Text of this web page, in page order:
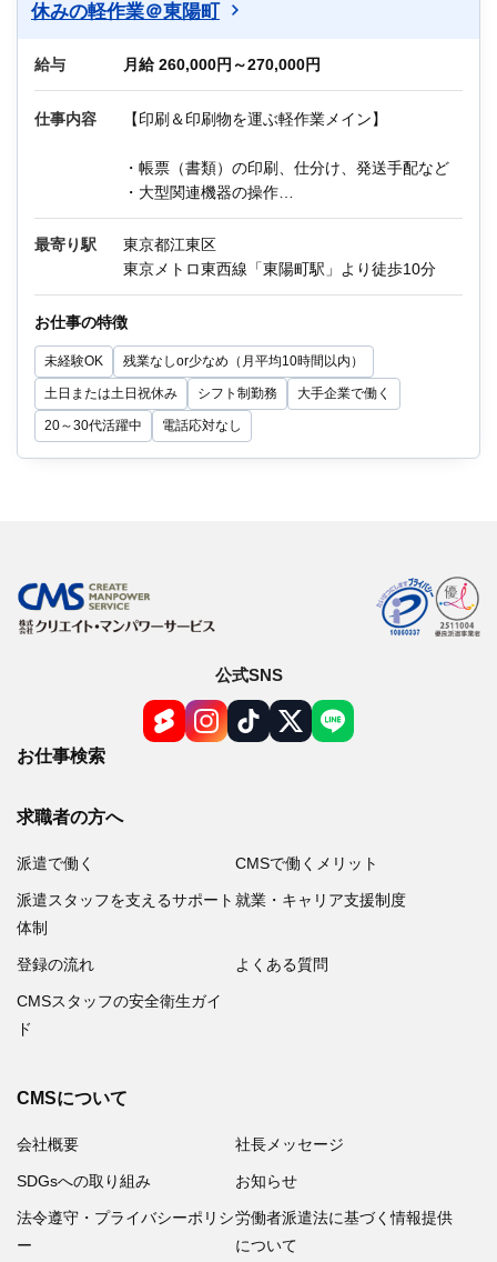
休みの軽作業＠東陽町
給与 月給 260,000円～270,000円
仕事内容 【印刷＆印刷物を運ぶ軽作業メイン】
・帳票（書類）の印刷、仕分け、発送手配など
・大型関連機器の操作
※基本的に手順書（マニュアル）通りの作業な
ので未経験でも安心！
※10～20kgの紙を動かすので、体力がつきま
他にもお仕事が多数あります。
迷っている方も、まずはお気軽にご相談くださ
最寄り駅
東京都江東区
東京メトロ東西線「東陽町駅」より徒歩10分
お仕事の特徴
未経験OK 残業なしor少なめ（月平均10時間以内）
土日または土日祝休み シフト制勤務 大手企業で働く
20～30代活躍中 電話応対なし
公式SNS
お仕事検索
求職者の方へ
派遣で働く CMSで働くメリット
派遣スタッフを支えるサポート
体制
就業・キャリア支援制度
登録の流れ よくある質問
CMSスタッフの安全衛生ガイ
ド
CMSについて
会社概要 社長メッセージ
SDGsへの取り組み お知らせ
法令遵守・プライバシーポリシ
ー
労働者派遣法に基づく情報提供
について